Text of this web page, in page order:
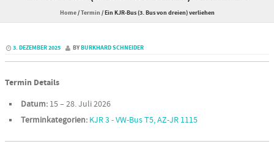
Home/Termin /Ein KJR-Bus (3. Bus von dreien) verliehen
3. DEZEMBER 2025 BYBURKHARD SCHNEIDER
Termin Details
Datum: 15– 28. Juli 2026
Terminkategorien: KJR 3 - VW-Bus T5, AZ-JR 1115